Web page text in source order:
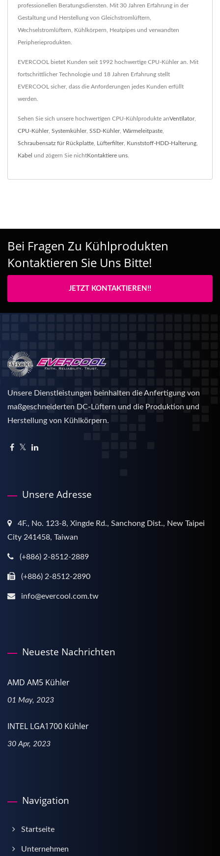
professionellen Beratungsdiensten. Mit 30 Jahren Erfahrung in der
Gestaltung und Herstellung von Gleichstromlüftern,
Wechselstromlüftern, Kühlkörpern, Heatpipes und verwandten
Peripherieprodukten.
EVERCOOL bietet Kunden seit 1992 hochwertige CPU-Kühler an. Mit
fortschrittlicher Technologie und 18 Jahren Erfahrung stellt
EVERCOOL sicher, dass die Anforderungen jedes Kunden erfüllt
werden.
Sehen Sie sich unsere hochwertigen CPU-Kühlprodukte anVentilator,
CPU-Kühler, Systemkühler, SSD-Kühler, Wärmeleitpaste
Schraubensatz für Rückplatte Lüfterfilter, Kunststoff-HDD-Halterung
Kabel und zögern Sie nichtKontaktiere uns
Bei Fragen Zu Kühlprodukten
Kontaktieren Sie Uns Bitte!
JETZT KONTAKTIEREN!!
Unsere Dienstleistungen beinhalten die Anfertigung von
maßgeschneiderten DC-Lüftern und die Produktion und
Herstellung von Kühlkörpern.
Unsere Adresse
4F., No. 123-8, Xingde Rd., Sanchong Dist., New Taipei
City 241458, Taiwan
(+886) 2-8512-2889
(+886) 2-8512-2890
info@evercool.com.tw
Neueste Nachrichten
AMD AM5 Kühler
01 May, 2023
INTEL LGA1700 Kühler
30 Apr, 2023
Navigation
Startseite
Unternehmen